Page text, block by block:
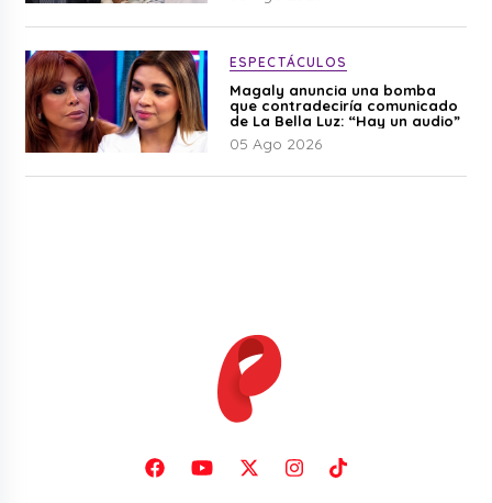
ESPECTÁCULOS
Magaly anuncia una bomba
que contradeciría comunicado
de La Bella Luz: “Hay un audio”
05 Ago 2026